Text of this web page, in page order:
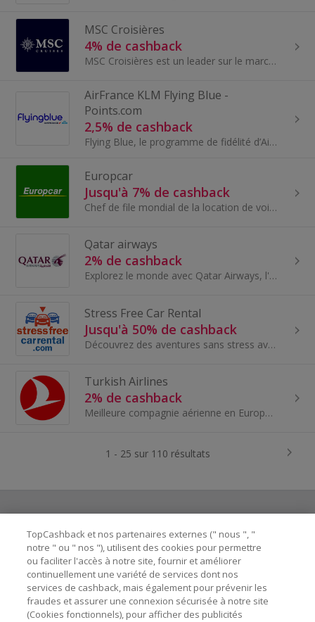
MSC Croisières
4% de cashback
MSC Croisières est un leader sur le marché des croisières en Europe, en Méditerranée, en Afrique du Sud et en Amérique du Sud. La compagnie de croi...
AirFrance KLM Flying Blue -
Points.com
2,5% de cashback
Flying Blue, le programme de fidélité d’Air France, KLM et Transavia, rend chaque voyage encore plus gratifiant. Cumulez des Miles aussi bien sur l...
Europcar
Jusqu'à 7% de cashback
Chef de file mondial de la location de voiture, Europcar compte plus de 3300 stations de location de véhicules dans environ 150 pays...
Qatar airways
2% de cashback
Explorez le monde avec Qatar Airways, l'une des compagnies aériennes les plus récentes et prestigieuses au niveau mondial. Avec des vols desservant...
Stress Free Car Rental
Jusqu'à 50% de cashback
Découvrez des aventures sans stress avec StressFreeCarRental.com! Leur large sélection de véhicules de qualité et des prix imbattables font découvr...
Turkish Airlines
2% de cashback
Meilleure compagnie aérienne en Europe" et "5-Star Global Airline" le gagnant de nombreux prix Turkish Airlines dispose d’une flotte moderne couvra...
1 - 25 sur 110 résultats
Besoin d'aide ?
Astuces pour économiser
A propos de
TopCashback et nos partenaires externes (" nous ", "
notre " ou " nos "), utilisent des cookies pour permettre
ou faciliter l'accès à notre site, fournir et améliorer
continuellement une variété de services dont nos
services de cashback, mais également pour prévenir les
fraudes et assurer une connexion sécurisée à notre site
(Cookies fonctionnels), pour afficher des publicités